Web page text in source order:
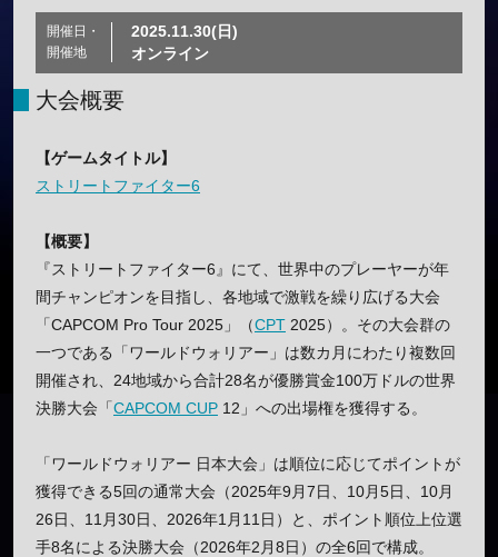
開催日・
開催地
2025.11.30(日)
オンライン
大会概要
【ゲームタイトル】
ストリートファイター6
【概要】
『ストリートファイター6』にて、世界中のプレーヤーが年
間チャンピオンを目指し、各地域で激戦を繰り広げる大会
「CAPCOM Pro Tour 2025」（CPT 2025）。その大会群の
一つである「ワールドウォリアー」は数カ月にわたり複数回
開催され、24地域から合計28名が優勝賞金100万ドルの世界
決勝大会「CAPCOM CUP 12」への出場権を獲得する。
「ワールドウォリアー 日本大会」は順位に応じてポイントが
獲得できる5回の通常大会（2025年9月7日、10月5日、10月
26日、11月30日、2026年1月11日）と、ポイント順位上位選
手8名による決勝大会（2026年2月8日）の全6回で構成。